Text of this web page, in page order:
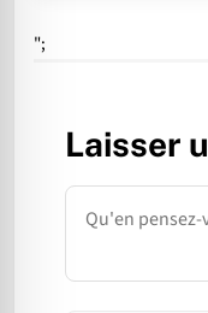
";
Laisser
Commentaire